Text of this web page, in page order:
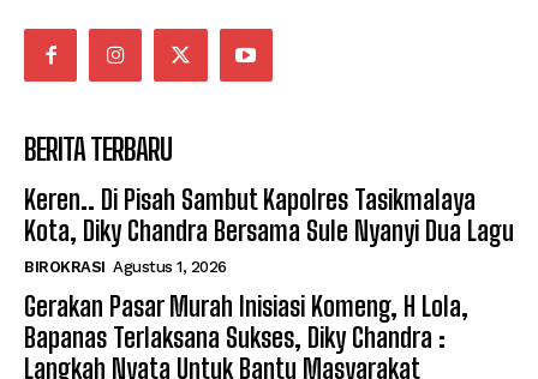
BERITA TERBARU
Keren.. Di Pisah Sambut Kapolres Tasikmalaya
Kota, Diky Chandra Bersama Sule Nyanyi Dua Lagu
BIROKRASI Agustus 1, 2026
Gerakan Pasar Murah Inisiasi Komeng, H Lola,
Bapanas Terlaksana Sukses, Diky Chandra :
Langkah Nyata Untuk Bantu Masyarakat